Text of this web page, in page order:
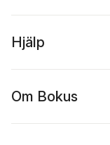
Hjälp
Om Bokus